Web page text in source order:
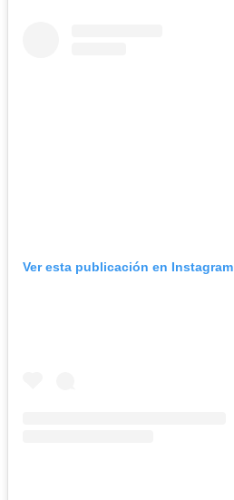
Ver esta publicación en Instagram